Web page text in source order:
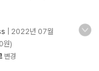
2022년 07월
원)
변경